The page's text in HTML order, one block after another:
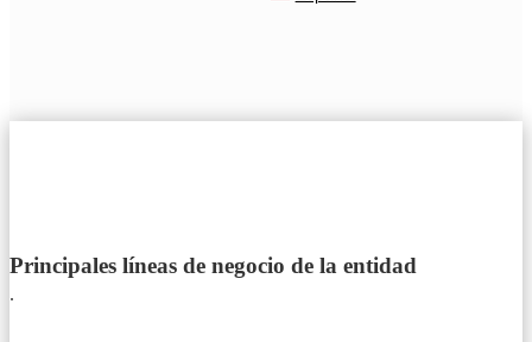
Principales líneas de negocio de la entidad
.